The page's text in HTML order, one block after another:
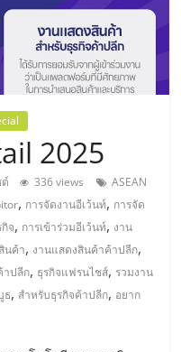
2025
ต์ 336 views
ASEAN
, การจัดงานอีเว้นท์, การจัด
จ, การเข้าร่วมอีเว้นท์, งาน
นค้า, งานแสดงสินค้าค้าปลีก,
าปลีก, ธุรกิจแฟรนไชส์, รวมงาน
ธ, สำหรับธุรกิจค้าปลีก, อยาก